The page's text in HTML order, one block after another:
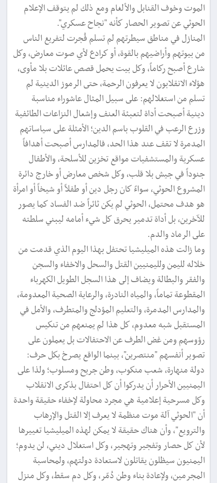
الموت وخوف القنابل والألغام ومع ذلك لم يتوقف الإعلام
الحوثي عن تصوير الحصار كأنه "نجاح عسكري".
المنازل في مناطق سيطرتهم لم تسلم فُجرت لتفريغ الناس
من بيوتهم وأراضيهم بالقوة، أو كرادع لأي صوت معارض، وكل
شارع أصبح ركاماً، وكل بيت يحمل قصص عائلات بلا مأوى،
هؤلاء الانقلابون لا يعرفون الرحمة، حتى الرموز الدينية لم
تسلم من استغلالهم: على سبيل المثال عاشوراء مناسبة
دينية أصبحت أداة لتعبئة العنف وإشعال النزاعات الطائفية
وزرع الرعب في القلوب باسم الدين؛ الأمثلة على سياساتهم
المدمرة لا تقف عند هذا الحد، فالمدارس أصبحت أهدافاً
عسكرية والمستشفيات مواقع تخزين للأسلحة، والأطفال
جنوداً في جيش بلا قلب، وكل شخص معارض أو خارج دائرة
المشروع الحوثي، سواءً كان رجل دين أو طفلاً أو شيخاً أو امرأة
هو هدف محتمل، الحوثي لم يكن ثائراً ضد الفساد كما يصور
للآخرين، بل أداة تدمير يحرق كل شيء أمامه ليبني سلطته
على الرماد والدم.
وما زالت هذه الميليشيا تحتفل بهذا اليوم الذي قدمت من
خلاله لليمن ولليمنيين القتل والسحل والاخفاء والسجن
والفقر والبطالة ويضاف إلى هذا السجل الطويل الكهرباء
المقطوعة تماماً، والمياه النادرة، والرعاية الصحية المعدومة،
والمدارس المدمرة، والتعليم المؤدلج والمتطرف، والأمل في
المستقبل شبه معدوم، كل هذا لم يمنعهم من تنكيس
رؤوسهم ومن غض الطرف عن الاحتفالات بل يعملون على
تصوير أنفسهم "منتصرين"، بينما الواقع يصرخ بكل حرف:
دولة منهارة، شعب منكوب، وطن جريح ومسلوب؛ ولذا على
اليمنيين الأحرار أن يدركوا أن كل احتفال بذكرى الانقلاب
وكل مسرحية إعلامية هي مجرد محاولة لإخفاء حقيقة واحدة
أن "الحوثي آلة موت منظمة لا يعرف إلا القتل والإرهاب
والترويع"، وأن هناك حقيقة لا يمكن لهذه الميليشيا تغييرها
لأن كل حصار وتفجير وتهجير، وكل استغلال ديني، لن يدوم؛
اليمنيون سيظلون يقاتلون لاستعادة دولتهم، ولمحاسبة
المجرمين، ولإعادة بناء وطن دُمّر، وكل دم سقط، وكل منزل